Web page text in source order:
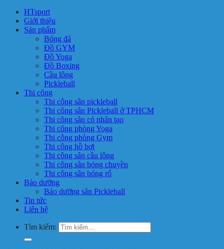
HTsport
Giới thiệu
Sản phẩm
Bóng đá
Đồ GYM
Đồ Yoga
Đồ Boxing
Cầu lông
Pickleball
Thi công
Thi công sân pickleball
Thi công sân Pickleball ở TPHCM
Thi công sân cỏ nhân tạo
Thi công phòng Yoga
Thi công phòng Gym
Thi công hồ bơi
Thi công sân cầu lông
Thi công sân bóng chuyền
Thi công sân bóng rổ
Bảo dưỡng
Bảo dưỡng sân Pickleball
Tin tức
Liên hệ
Tìm kiếm: